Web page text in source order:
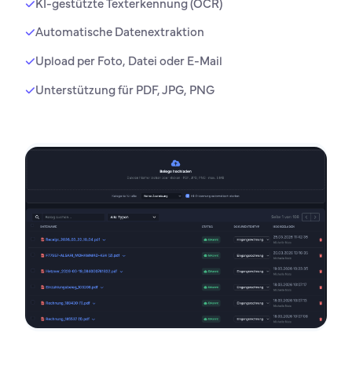
KI-gestützte Texterkennung (OCR)
Automatische Datenextraktion
Upload per Foto, Datei oder E-Mail
Unterstützung für PDF, JPG, PNG